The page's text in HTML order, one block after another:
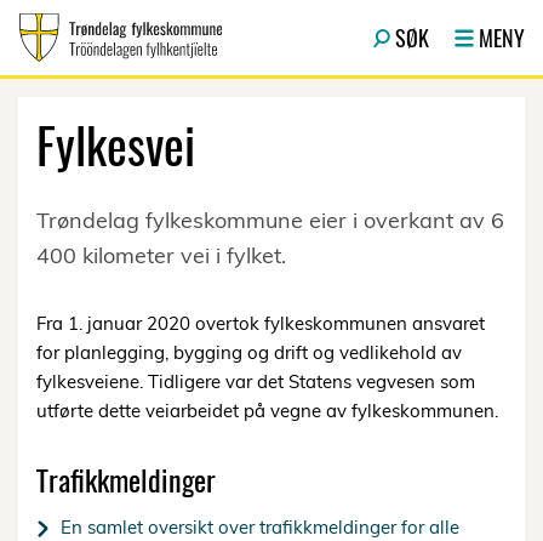
SØK MENY
Fylkesvei
Trøndelag fylkeskommune eier i overkant av 6
400 kilometer vei i fylket.
Fra 1. januar 2020 overtok fylkeskommunen ansvaret
for planlegging, bygging og drift og vedlikehold av
fylkesveiene. Tidligere var det Statens vegvesen som
utførte dette veiarbeidet på vegne av fylkeskommunen.
Trafikkmeldinger
En samlet oversikt over trafikkmeldinger for alle